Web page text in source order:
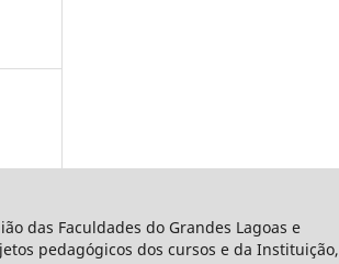
das Faculdades do Grandes Lagoas e
pedagógicos dos cursos e da Instituição,